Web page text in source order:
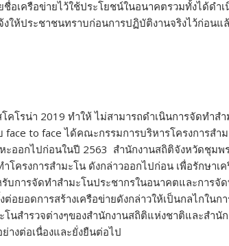
ครือข่ายไว้ใช้ประโยชน์ในอนาคตรวมทั้งได้ดำเ
ให้ประชาชนทราบก่อนการปฏิบัติงานจริงไว้ก่อนแ
โรน่า 2019 ทำให้ ไม่สามารถดำเนินการจัดทำส
to face ได้คณะกรรมการบริหารโครงการสำ
ะออกไปก่อนในปี 2563 สำนักงานสถิติจังหวัดชุมพ
โครงการสำมะโน ดังกล่าวออกไปก่อน เพื่อรักษาเ
การจัดทำสำมะโนประชากรในอนาคตและการจัด
ยอดการสร้างเครือข่ายดังกล่าวให้เป็นกลไกในก
นสำรวจต่างๆของสำนักงานสถิติแห่งชาติและสำนั
างต่อเนื่องและยั่งยืนต่อไป